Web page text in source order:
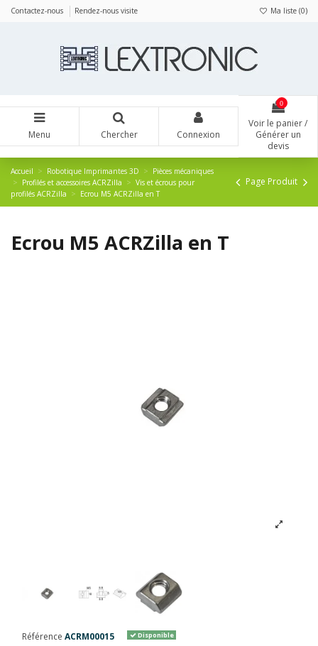
Contactez-nous Rendez-nous visite Ma liste (0)
Menu Chercher Connexion
0
Voir le panier /
Générer un
devis
Accueil Robotique Imprimantes 3D
Pièces mécaniques
Profilés et accessoires ACRZilla
Vis et écrous pour
profilés ACRZilla
Ecrou M5 ACRZilla en T
Page Produit
Ecrou M5 ACRZilla en T
Référence ACRM00015 Disponible
Panneau de gestion des cookies